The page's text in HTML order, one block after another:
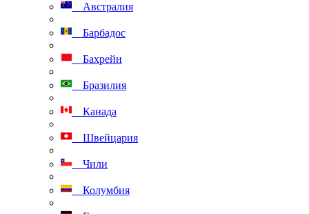
Австралия
Барбадос
Бахрейн
Бразилия
Канада
Швейцария
Чили
Колумбия